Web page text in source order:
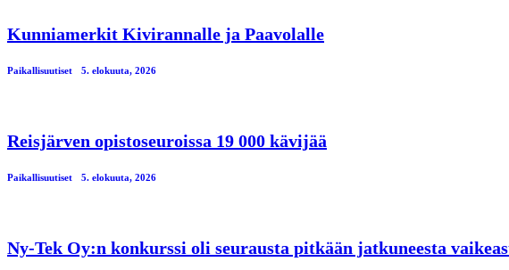
Kunniamerkit Kivirannalle ja Paavolalle
Paikallisuutiset 5. elokuuta, 2026
Reisjärven opistoseuroissa 19 000 kävijää
Paikallisuutiset 5. elokuuta, 2026
Ny-Tek Oy:n konkurssi oli seurausta pitkään jatkuneesta